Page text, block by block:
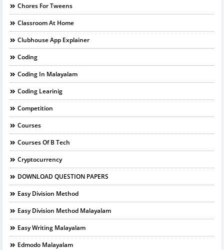
Chores For Tweens
Classroom At Home
Clubhouse App Explainer
Coding
Coding In Malayalam
Coding Learinig
Competition
Courses
Courses Of B Tech
Cryptocurrency
DOWNLOAD QUESTION PAPERS
Easy Division Method
Easy Division Method Malayalam
Easy Writing Malayalam
Edmodo Malayalam